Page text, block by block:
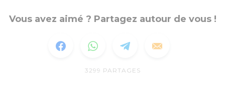
Vous avez aimé ? Partagez autour de vous !
3299 PARTAGES